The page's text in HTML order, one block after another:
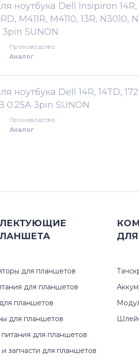
Inspiron 13
Inspiron 14
Inspiron 15
Inspiron 17
Latitude 13
P Series
Studio
ноутбука Dell Insipiron 14R,
M411R, M4110, 13R, N3010,
SUNON
Производство
Аналог
ноутбука Dell 14R, 14TD,
0.25A 3pin SUNON
Производство
Аналог
для планшетов
для планшетов
планшетов
для планшетов
для планшетов
запчасти для планшетов
ДЛЯ